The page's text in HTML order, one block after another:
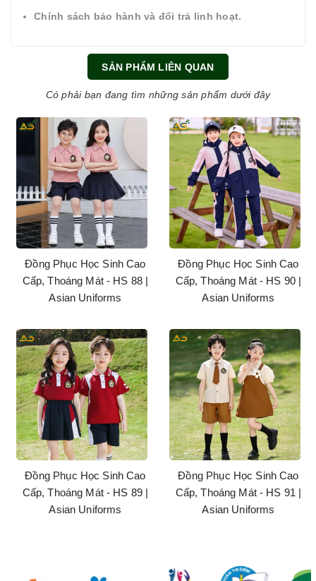
Chính sách bảo hành và đổi trả linh hoạt.
SẢN PHẨM LIÊN QUAN
Có phải bạn đang tìm những sản phẩm dưới đây
Đồng Phục Học Sinh Cao
Cấp, Thoáng Mát - HS 88 |
Asian Uniforms
Đồng Phục Học Sinh Cao
Cấp, Thoáng Mát - HS 89 |
Asian Uniforms
Đồng Phục Học Sinh Cao
Cấp, Thoáng Mát - HS 90 |
Asian Uniforms
Đồng Phục Học Sinh Cao
Cấp, Thoáng Mát - HS 91 |
Asian Uniforms